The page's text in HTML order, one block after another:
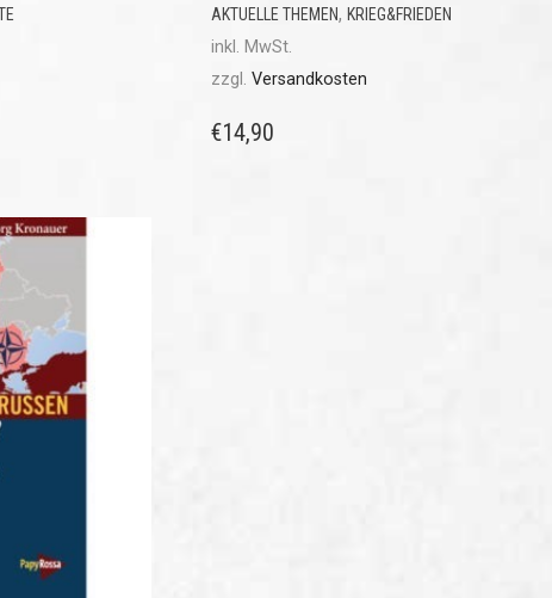
AKTUELLE THEMEN, KRIEG&FRIEDEN
inkl. MwSt.
zzgl. Versandkosten
€14,90